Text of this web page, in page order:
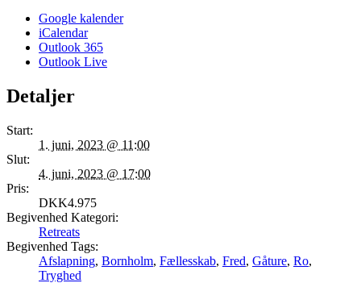
Google kalender
iCalendar
Outlook 365
Outlook Live
Detaljer
Start:
1. juni, 2023 @ 11:00
Slut:
4. juni, 2023 @ 17:00
Pris:
DKK4.975
Begivenhed Kategori:
Retreats
Begivenhed Tags:
Afslapning, Bornholm, Fællesskab, Fred, Gåture, Ro,
Tryghed